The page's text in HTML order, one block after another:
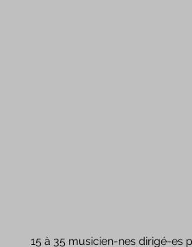
15 à 35 musicien-nes dirigé-es